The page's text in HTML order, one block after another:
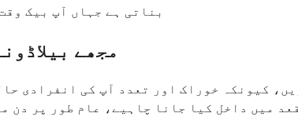
بناتی ہے جہاں آپ بیک
مجھے
کیونکہ خوراک اور تعدد آپ کی انفرادی
میں داخل کیا جانا چاہیے، عام طور پر دن